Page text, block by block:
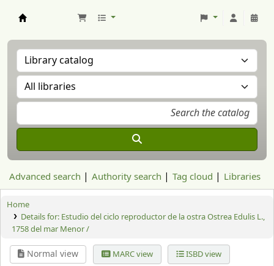
Advanced search Authority search Tag cloud Libraries
Home
Details for: Estudio del ciclo reproductor de la ostra Ostrea Edulis L.,
1758 del mar Menor /
Normal view MARC view ISBD view